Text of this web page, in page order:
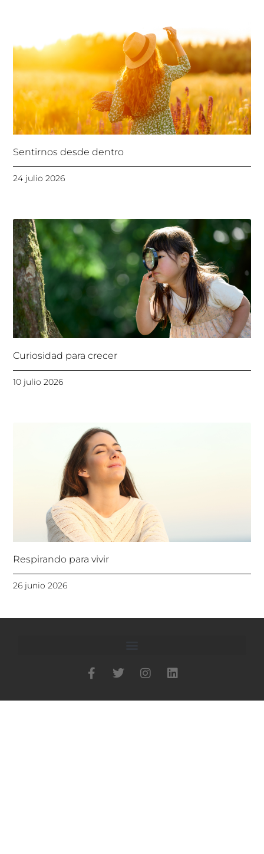
Sentirnos desde dentro
24 julio 2026
Curiosidad para crecer
10 julio 2026
Respirando para vivir
26 junio 2026